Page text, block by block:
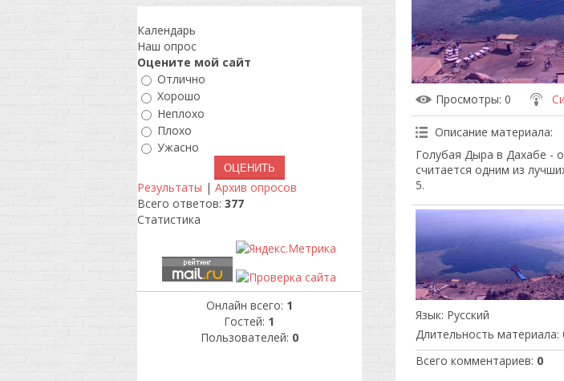
Просмотры: 0
Описание материала:
Голубая Дыра в Дахабе -
считается одним из
5.
Язык: Русский
Длительность материала:
Всего комментариев: 0
Календарь
Наш опрос
Оцените мой сайт
Отлично
Хорошо
Неплохо
Плохо
Ужасно
Результаты | Архив опросов
Всего ответов: 377
Статистика
Онлайн всего: 1
Гостей: 1
Пользователей: 0